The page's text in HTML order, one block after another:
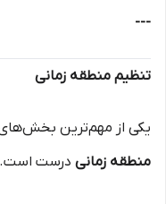
---
تنظیم منطقه زمانی
یکی از مهم‌ترین
منطقه زمانی درست است.